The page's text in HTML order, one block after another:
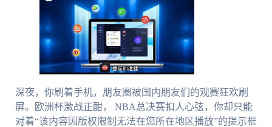
深夜，你刷着手机，朋友圈被国内朋友们的观赛狂欢刷
屏。欧洲杯激战正酣， NBA总决赛扣人心弦，你却只能
对着“该内容因版权限制无法在您所在地区播放”的提示框